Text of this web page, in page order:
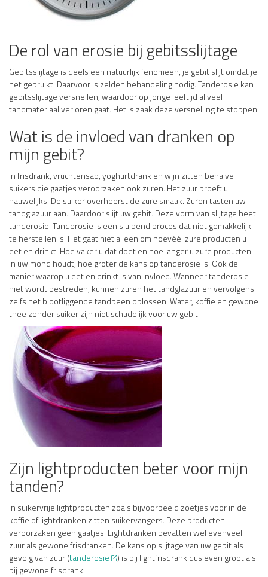
De rol van erosie bij gebitsslijtage
Gebitsslijtage is deels een natuurlijk fenomeen, je gebit slijt omdat je
het gebruikt. Daarvoor is zelden behandeling nodig. Tanderosie kan
gebitsslijtage versnellen, waardoor op jonge leeftijd al veel
tandmateriaal verloren gaat. Het is zaak deze versnelling te stoppen.
Wat is de invloed van dranken op
mijn gebit?
In frisdrank, vruchtensap, yoghurtdrank en wijn zitten behalve
suikers die gaatjes veroorzaken ook zuren. Het zuur proeft u
nauwelijks. De suiker overheerst de zure smaak. Zuren tasten uw
tandglazuur aan. Daardoor slijt uw gebit. Deze vorm van slijtage heet
tanderosie. Tanderosie is een sluipend proces dat niet gemakkelijk
te herstellen is. Het gaat niet alleen om hoevéél zure producten u
eet en drinkt. Hoe vaker u dat doet en hoe langer u zure producten
in uw mond houdt, hoe groter de kans op tanderosie is. Ook de
manier waarop u eet en drinkt is van invloed. Wanneer tanderosie
niet wordt bestreden, kunnen zuren het tandglazuur en vervolgens
zelfs het blootliggende tandbeen oplossen. Water, koffie en gewone
thee zonder suiker zijn niet schadelijk voor uw gebit.
Zijn lightproducten beter voor mijn
tanden?
In suikervrije lightproducten zoals bijvoorbeeld zoetjes voor in de
koffie of lightdranken zitten suikervangers. Deze producten
veroorzaken geen gaatjes. Lightdranken bevatten wel evenveel
zuur als gewone frisdranken. De kans op slijtage van uw gebit als
gevolg van zuur (tanderosie
) is bij lightfrisdrank dus even groot als
bij gewone frisdrank.